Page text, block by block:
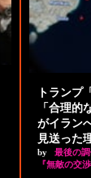
トランプ
「合理的
がイラン
見送った
by
最後の
『無敵の交